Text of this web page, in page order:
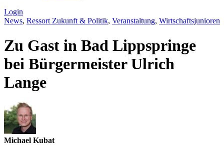
Login
News, Ressort Zukunft & Politik, Veranstaltung, Wirtschaftsjunioren
Zu Gast in Bad Lippspringe
bei Bürgermeister Ulrich
Lange
Michael Kubat